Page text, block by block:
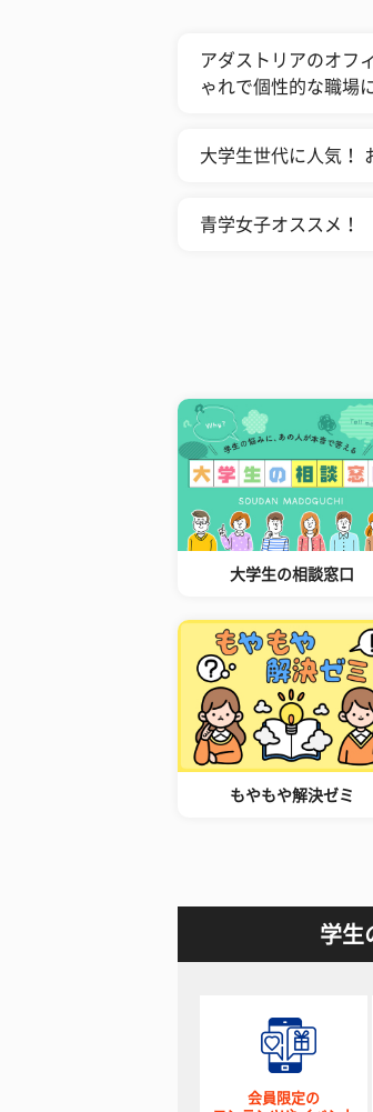
アダストリアのオフ
ゃれで個性的な職場
大学生世代に人気！
青学女子オススメ！
大学生の相談窓口
もやもや解決ゼミ
学生
会員限定の